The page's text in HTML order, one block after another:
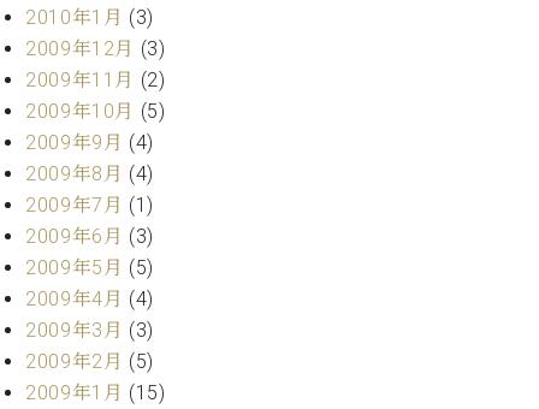
2010年1月 (3)
2009年12月 (3)
2009年11月 (2)
2009年10月 (5)
2009年9月 (4)
2009年8月 (4)
2009年7月 (1)
2009年6月 (3)
2009年5月 (5)
2009年4月 (4)
2009年3月 (3)
2009年2月 (5)
2009年1月 (15)